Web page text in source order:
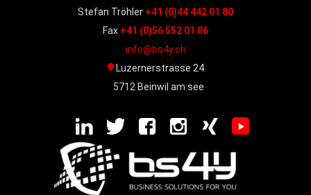
Stefan Tröhler +41 (0)44 442 01 80
Fax +41 (0)56 552 01 86
info@bs4y.ch
Luzernerstrasse 24
5712 Beinwil am see